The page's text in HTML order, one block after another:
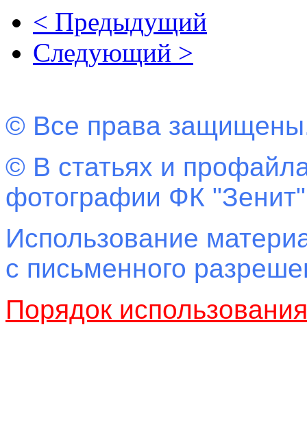
< Предыдущий
Следующий >
© Все права
© В статьях и
фотографии ФК
Использование
с письменного
Порядок